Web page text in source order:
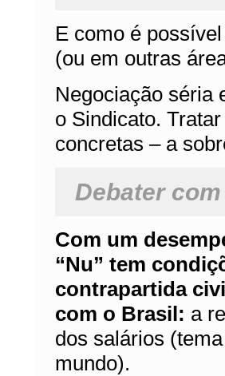
E como é
(ou em outras
Negociação séria
o Sindicato.
concretas – a
Debater
Com um
“Nu” tem
contrapartida
com o Brasil: a
dos salários
mundo).